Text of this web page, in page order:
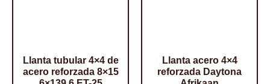
Llanta tubular 4×4 de
acero reforzada 8×15
Llanta acero 4×4
reforzada Daytona